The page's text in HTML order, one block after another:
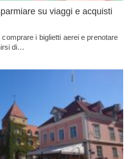
su viaggi e acquisti
i biglietti aerei e prenotare
di…